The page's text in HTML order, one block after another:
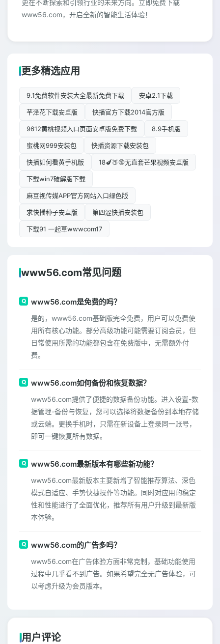
更在不断探索和引领行业的未来方向。立即免费下载
www56.com，开启全新的智能生活体验！
更多精选应用
9.1免费软件安装大全最新免费下载 安卓2.1下载
芊泽花下载安卓版 快播官方下载2014官方版
9612黄桃视频入口页面安卓版免费下载 8.9手机版
蜜桃网999安装包 快播资源下载安装包
快播如何看黄手机版 18🍆🍑🔞无直套芒果视频安卓版
下载win7破解版下载
麻豆视传媒APP官方网站入口绿色版
求快播种子安卓版 第四涩快播安装包
下载91 一起草wwwcom17
www56.com常见问题
www56.com是免费的吗？
是的，www56.com基础版完全免费，用户可以免费使
用所有核心功能。部分高级功能可能需要订阅会员，但
日常使用所需的功能都包含在免费版中，无需额外付
费。
www56.com如何备份和恢复数据？
www56.com提供了便捷的数据备份功能。进入设置-数
据管理-备份与恢复，您可以选择将数据备份到本地存储
或云端。更换手机时，只需在新设备上登录同一账号，
即可一键恢复所有数据。
www56.com最新版本有哪些新功能？
www56.com最新版本主要新增了智能推荐算法、深色
模式自适应、手势快捷操作等功能。同时对应用的稳定
性和性能进行了全面优化，推荐所有用户升级到最新版
本体验。
www56.com的广告多吗？
www56.com在广告体验方面非常克制，基础功能使用
过程中几乎看不到广告。如果希望完全无广告体验，可
以考虑升级为会员版本。
用户评论